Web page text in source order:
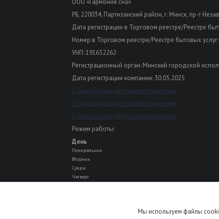
ООО «Гармония сна»
РБ, 220034, Партизанский район, г. Минск, пр-т
Дата регистрации в Торговом реестре/Реестре
Номер в Торговом реестре/Реестре бытовых
УНП: 191652262
Регистрационный орган: Минский городской
Дата регистрации компании: 30.05.2025
Ссылка на свидетельство/лицензию
Ссылка на свидетельство/лицензию
Ссылка на свидетельство/лицензию
Режим работы:
День
Понедельник
Вторник
Среда
Четверг
Мы используем файлы